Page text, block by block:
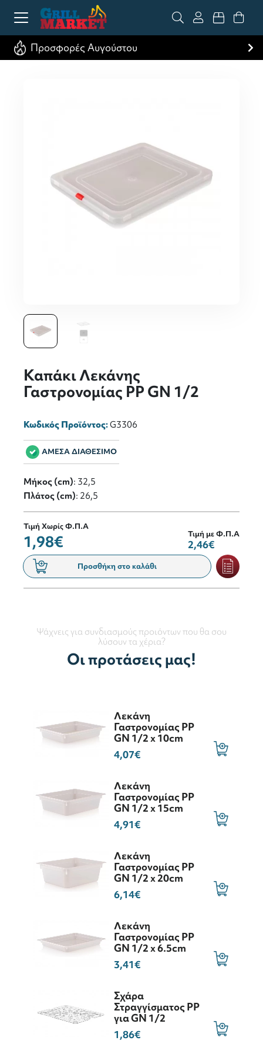
Προσφορές Αυγούστου
Καπάκι Λεκάνης
Γαστρονομίας PP GN 1/2
Κωδικός Προϊόντος:G3306
ΑΜΕΣΑ ΔΙΑΘΕΣΙΜΟ
Μήκος (cm): 32,5
Πλάτος (cm): 26,5
Τιμή Χωρίς Φ.Π.Α
1,98€ Τιμή με Φ.Π.Α
2,46€
Προσθήκη στο καλάθι
Ψάχνεις για συνδιασμούς προιόντων που θα σου
λύσουν τα χέρια?
Οι προτάσεις μας!
Λεκάνη
Γαστρονομίας PP
GN 1/2 x 10cm
4,07€
Λεκάνη
Γαστρονομίας PP
GN 1/2 x 15cm
4,91€
Λεκάνη
Γαστρονομίας PP
GN 1/2 x 20cm
6,14€
Λεκάνη
Γαστρονομίας PP
GN 1/2 x 6.5cm
3,41€
Σχάρα
Στραγγίσματος PP
για GN 1/2
1,86€